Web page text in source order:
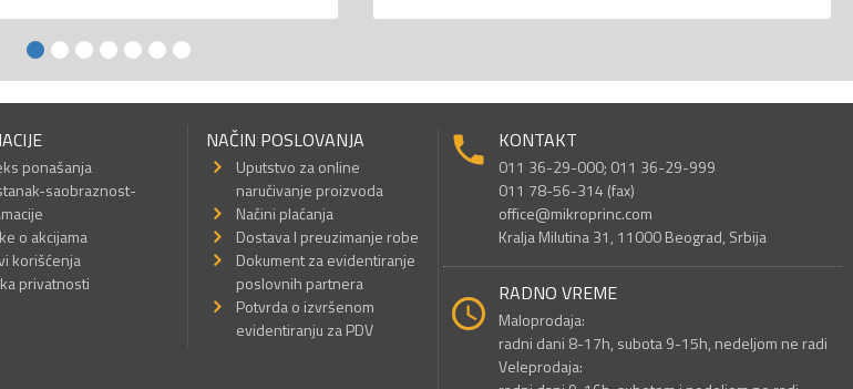
ponašanja
saobraznost-
o akcijama
korišćenja
privatnosti
NAČIN POSLOVANJA
Uputstvo za online
naručivanje proizvoda
Načini plaćanja
Dostava I preuzimanje robe
Dokument za evidentiranje
poslovnih partnera
Potvrda o izvršenom
evidentiranju za PDV
KONTAKT
011 36-29-000; 011 36-29-999
011 78-56-314 (fax)
office@mikroprinc.com
Kralja Milutina 31, 11000 Beograd, Srbija
RADNO VREME
Maloprodaja:
radni dani 8-17h, subota 9-15h, nedeljom ne radi
Veleprodaja: